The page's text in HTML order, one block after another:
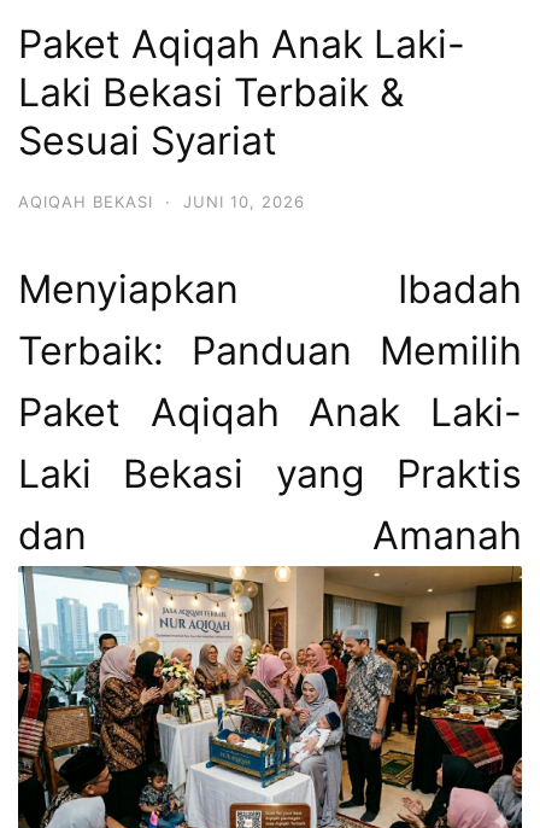
Paket Aqiqah Anak Laki-
Laki Bekasi Terbaik &
Sesuai Syariat
AQIQAH BEKASI · JUNI 10, 2026
Menyiapkan Ibadah
Terbaik: Panduan Memilih
Paket Aqiqah Anak Laki-
Laki Bekasi yang Praktis
dan Amanah